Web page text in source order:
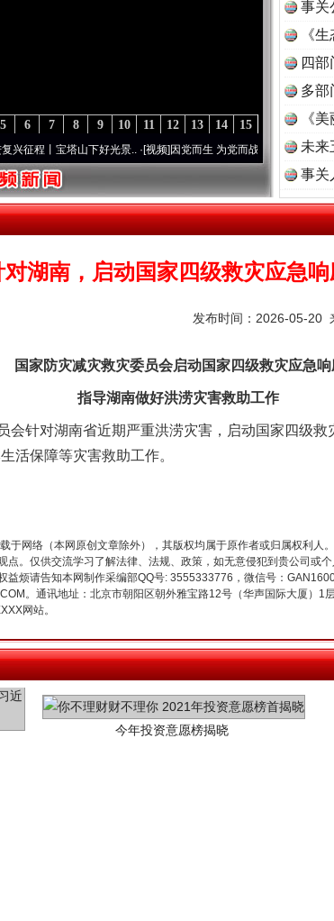
15
14
13
12
11
10
9
8
7
6
5
丨宝塔山下好光景..·[视频] 因党而生 为党而战——百年“纪”事⑧加强
事关
《
读
四
多部
《
未来
事关
对湖南，启动国家四级救灾应急响
发布时间：2026-05-20
国家防灾减灾救灾委员会启动国家四级救灾应急响
指导湖南做好洪涝灾害救助工作
针对湖南省近期严重洪涝灾害，启动国家四级救
活保障等灾害救助工作。
于网络（本网原创文章除外），其版权均属于原作者或归属权利
点。仅供交流学习了解法律、法规、政策，如无意侵犯到贵公司或
益烦请告知本网制作采编部QQ号: 3555333776，微信号：
。通讯地址：北京市朝阳区朝外雅宝路12号（华声国际大厦）1
网站。
茶叶“炒上天”
谢谢有你温暖了四季
今年投资意愿榜揭晓